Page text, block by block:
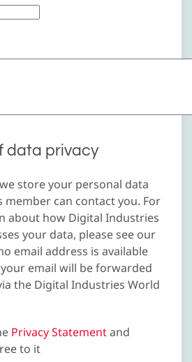
data privacy
store your personal data
can contact you. For
about how Digital Industries
your data, please see our
email address is available
email will be forwarded
the Digital Industries World
Privacy Statementand
to it